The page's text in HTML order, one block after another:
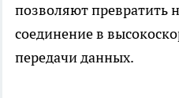
позволяют превратить
соединение в
передачи данных.